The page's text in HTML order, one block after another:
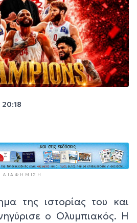
20:18
ΔΙΑΦΉΜΙΣΗ
της ιστορίας του και
ο Ολυμπιακός. Η